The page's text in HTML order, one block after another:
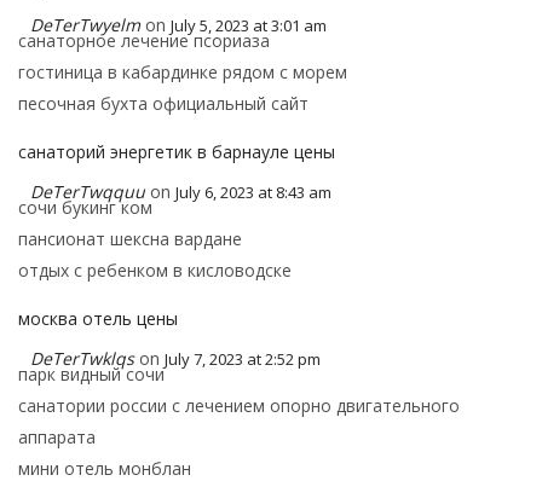
DeTerTwyelm on July 5, 2023 at 3:01 am
санаторное лечение псориаза
гостиница в кабардинке рядом с морем
песочная бухта официальный сайт
санаторий энергетик в барнауле цены
DeTerTwqquu on July 6, 2023 at 8:43 am
сочи букинг ком
пансионат шексна вардане
отдых с ребенком в кисловодске
москва отель цены
DeTerTwklqs on July 7, 2023 at 2:52 pm
парк видный сочи
санатории россии с лечением опорно двигательного
аппарата
мини отель монблан